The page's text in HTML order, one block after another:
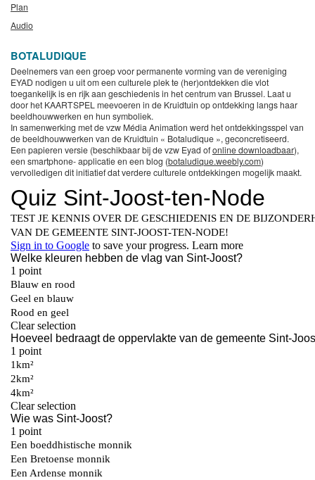
Plan
Audio
BOTALUDIQUE
Deelnemers van een groep voor permanente vorming van de vereniging
EYAD nodigen u uit om een culturele plek te (her)ontdekken die vlot
toegankelijk is en rijk aan geschiedenis in het centrum van Brussel. Laat u
door het KAARTSPEL meevoeren in de Kruidtuin op ontdekking langs haar
beeldhouwwerken en hun symboliek.
In samenwerking met de vzw Média Animation werd het ontdekkingsspel van
de beeldhouwwerken van de Kruidtuin « Botaludique », geconcretiseerd.
Een papieren versie (beschikbaar bij de vzw Eyad ofonline downloadbaar),
een smartphone- applicatie en een blog (botaludique.weebly.com)
vervolledigen dit initiatief dat verdere culturele ontdekkingen mogelijk maakt.